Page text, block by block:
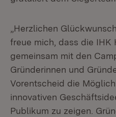
„Herzlichen
freue mich, dass die IHK
gemeinsam mit den
Gründerinnen und
Vorentscheid die
innovativen
Publikum zu zeigen.